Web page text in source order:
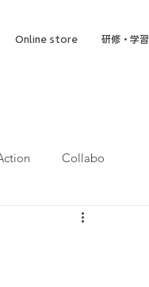
Online store 研修・学習
Collabo
就労移行支援